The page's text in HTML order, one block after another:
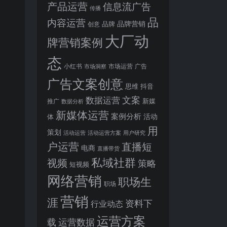
产品运营 传播 信息流广告
内容运营 创意 品牌 品牌营销 品
牌营销案例 大厂动
态 小红书 市场洞察 市场运营 广告
广告文案创意 思维 抖音
推广 数据分析 数据运营 文案 新媒
体 新媒体运营 案例分析 活动
策划 活动运营 活动运营方案 用户研究 用
户运营 电商 直播带货 直播短
视频 短视频 私域社群 策略
网络营销 职场 职场生
涯营销 行业动态 资料下
载 运营数据运营方案